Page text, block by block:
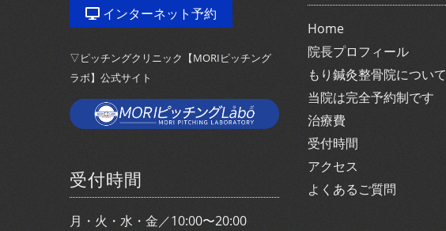
インターネット予約
▽ピッチングクリニック【MORIピッチング
ラボ】公式サイト
受付時間
月・火・水・金／10:00〜20:00
Home
院長プロフィール
もり鍼灸整骨院について
当院は完全予約制です
治療費
受付時間
アクセス
よくあるご質問